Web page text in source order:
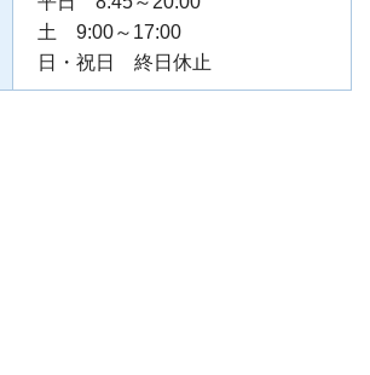
土 9:00～17:00
日・祝日 終日休止